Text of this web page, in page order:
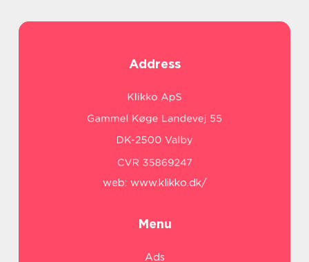
Address
web: www.klikko.dk/
Menu
Ads